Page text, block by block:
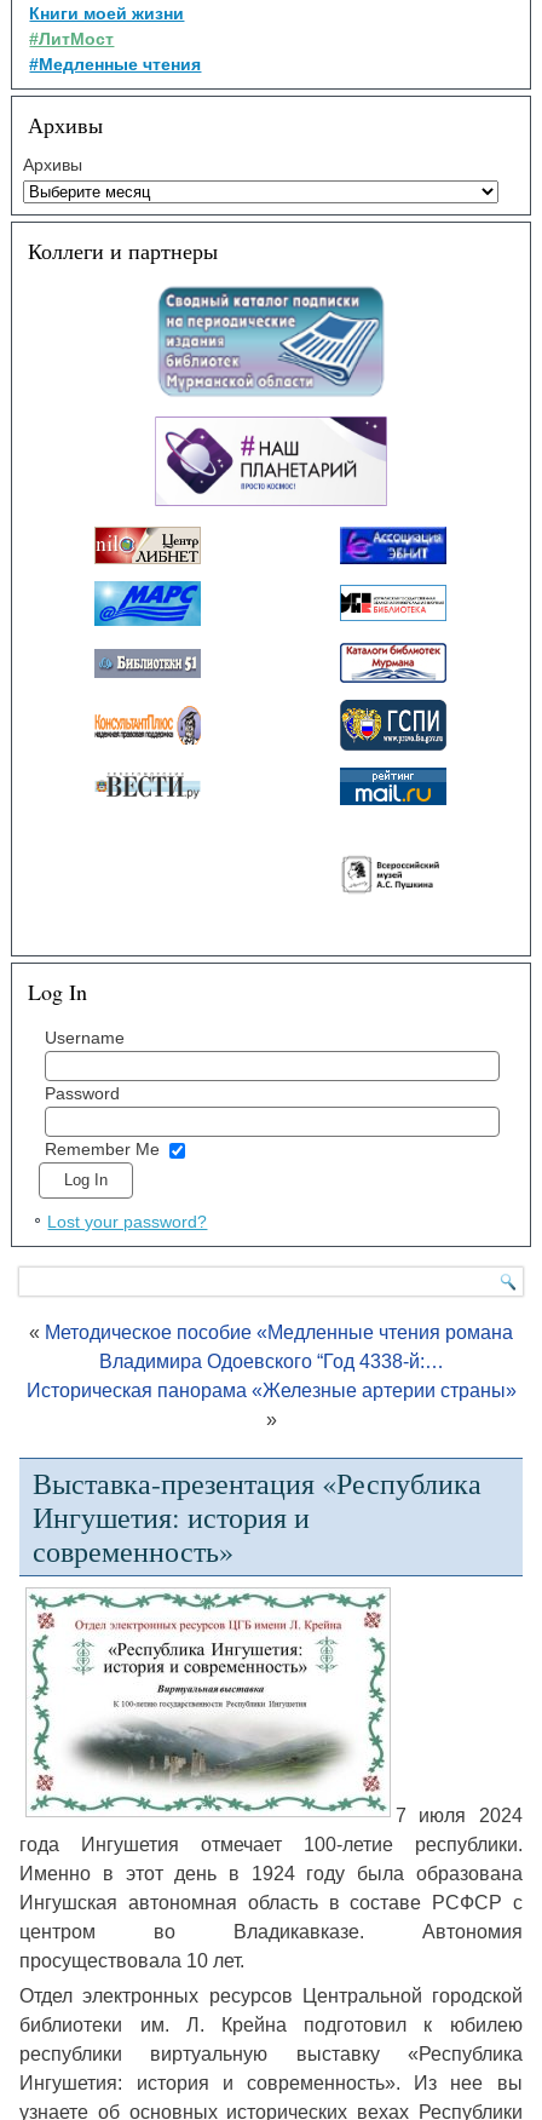
Книги моей жизни
#ЛитМост
#Медленные чтения
Архивы
Архивы
Коллеги и партнеры
Log In
Username
Password
Remember Me
Lost your password?
« Методическое пособие «Медленные чтения романа
Владимира Одоевского “Год 4338-й:…
Историческая панорама «Железные артерии страны»
»
Выставка-презентация «Республика
Ингушетия: история и
современность»
7 июля 2024
года Ингушетия отмечает 100-летие республики.
Именно в этот день в 1924 году была образована
Ингушская автономная область в составе РСФСР с
центром во Владикавказе. Автономия
просуществовала 10 лет.
Отдел электронных ресурсов Центральной городской
библиотеки им. Л. Крейна подготовил к юбилею
республики виртуальную выставку «Республика
Ингушетия: история и современность». Из нее вы
узнаете об основных исторических вехах Республики